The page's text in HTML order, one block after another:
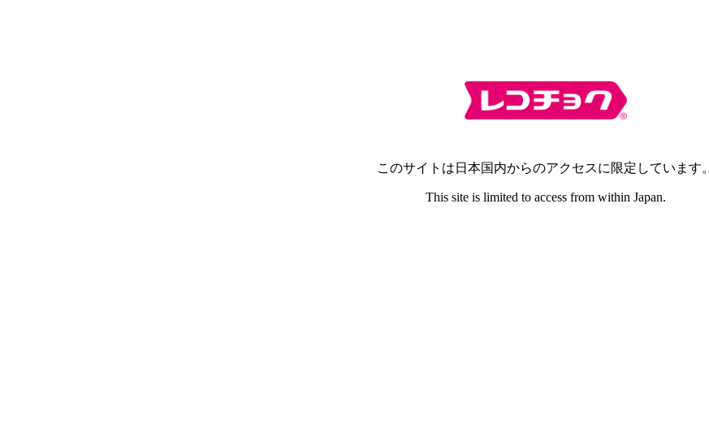
このサイトは日本国内からのアクセスに限定しています。
This site is limited to access from within Japan.